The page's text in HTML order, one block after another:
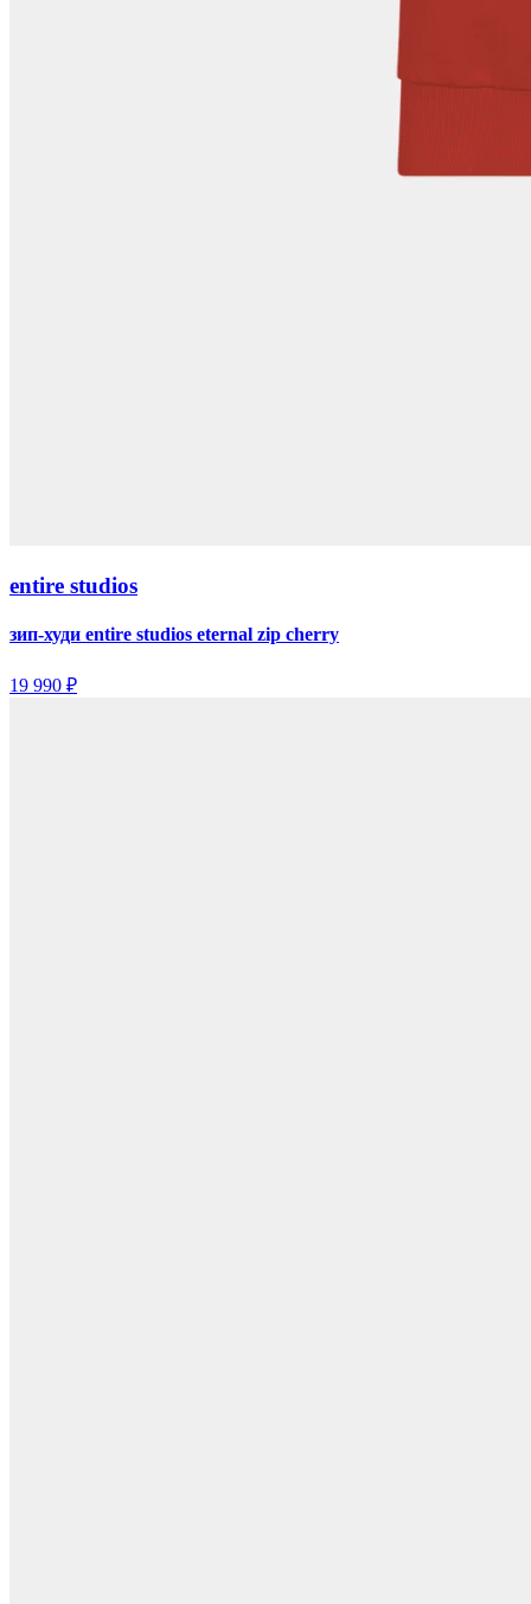
entire studios
зип-худи entire studios eternal zip cherry
19 990 ₽